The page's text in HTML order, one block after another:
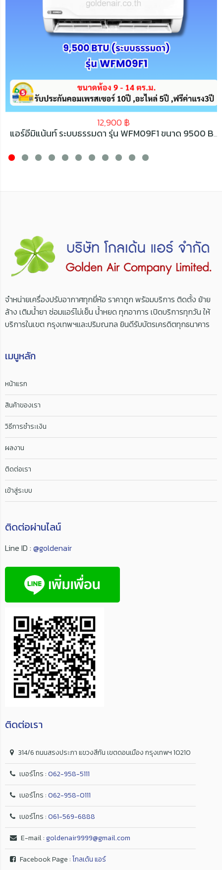
12,900 ฿
แอร์อีมิแน้นท์ ระบบธรรมดา รุ่น WFM09F1 ขนาด 9500 BTU
จำหน่ายเครื่องปรับอากาศทุกยี่ห้อ ราคาถูก พร้อมบริการ ติดตั้ง ย้าย
ล้าง เติมน้ำยา ซ่อมแอร์ไม่เย็น น้ำหยด ทุกอาการ เปิดบริการทุกวัน ให้
บริการในเขต กรุงเทพฯและปริมณฑล ยินดีรับบัตรเครดิตทุกธนาคาร
เมนูหลัก
หน้าแรก
สินค้าของเรา
วิธีการชำระเงิน
ผลงาน
ติดต่อเรา
เข้าสู่ระบบ
ติดต่อผ่านไลน์
Line ID : @goldenair
ติดต่อเรา
314/6 ถนนสรงประภา แขวงสีกัน เขตดอนเมือง กรุงเทพฯ 10210
เบอร์โทร :062-958-5111
เบอร์โทร :062-958-0111
เบอร์โทร :061-569-6888
E-mail :goldenair9999@gmail.com
Facebook Page :โกลเด้น แอร์